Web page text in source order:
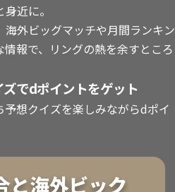
近に。
外ビッグマッチや月間ランキン
報で、リングの熱を余すところ
でdポイントをゲット
想クイズを楽しみながらdポイ